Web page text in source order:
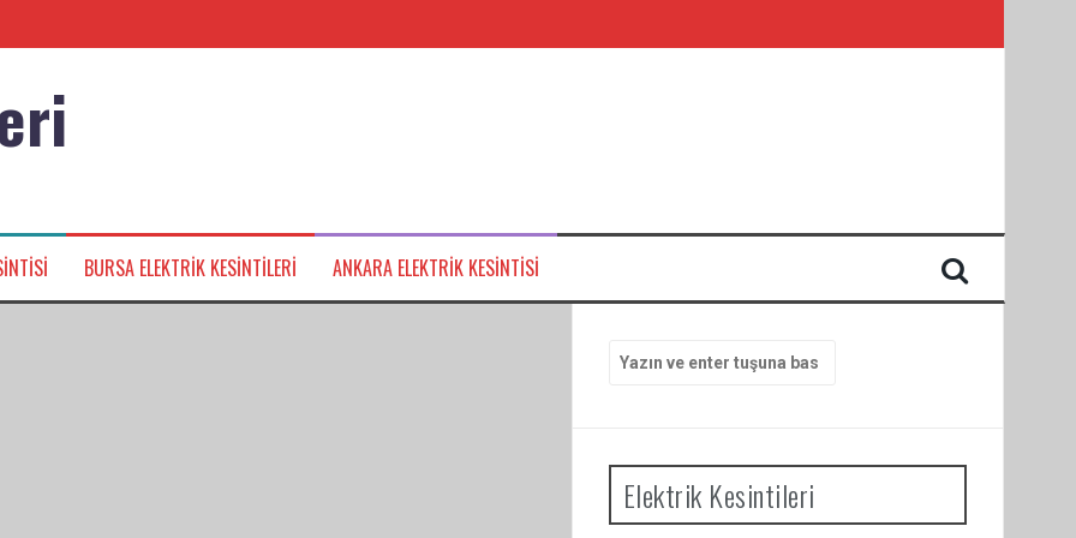
BURSA ELEKTRIK KESINTILERI ANKARA ELEKTRIK KESINTISI
yap:
Elektrik Kesintileri